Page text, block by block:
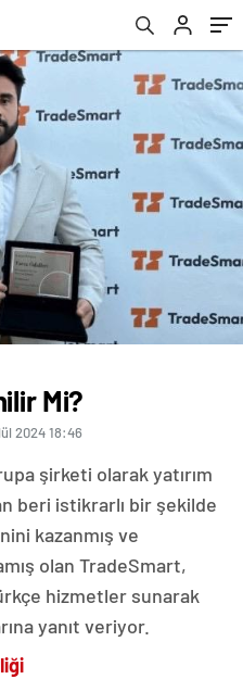
Mi?
2024 18:46
şirketi olarak yatırım
beri istikrarlı bir şekilde
kazanmış ve
olan TradeSmart,
hizmetler sunarak
yanıt veriyor.